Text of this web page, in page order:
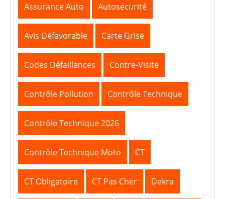
Assurance Auto Autosécurité
Avis Défavorable Carte Grise
Codes Défaillances Contre-Visite
Contrôle Pollution Contrôle Technique
Contrôle Technique 2026
Contrôle Technique Moto CT
CT Obligatoire CT Pas Cher Dekra